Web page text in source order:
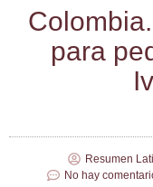
para
Resumen
No hay